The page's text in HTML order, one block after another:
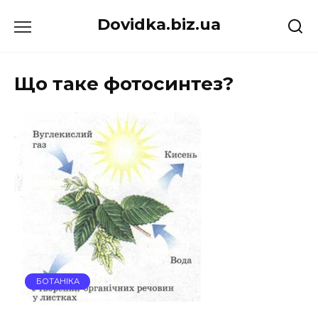
до
Dovidka.biz.ua
Що таке фотосинтез?
БОТАНІКА